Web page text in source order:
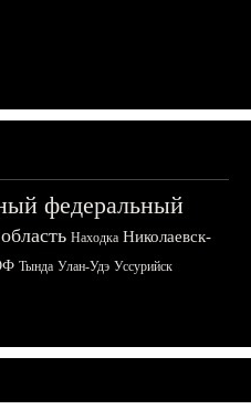
федеральный
Находка Николаевск-
Тында Улан-Удэ Уссурийск